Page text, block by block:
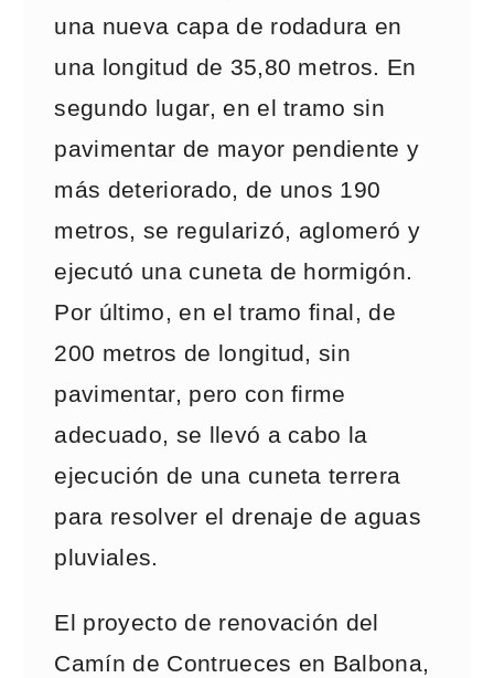
una nueva capa de rodadura en
una longitud de 35,80 metros. En
segundo lugar, en el tramo sin
pavimentar de mayor pendiente y
más deteriorado, de unos 190
metros, se regularizó, aglomeró y
ejecutó una cuneta de hormigón.
Por último, en el tramo final, de
200 metros de longitud, sin
pavimentar, pero con firme
adecuado, se llevó a cabo la
ejecución de una cuneta terrera
para resolver el drenaje de aguas
pluviales.
El proyecto de renovación del
Camín de Contrueces en Balbona,